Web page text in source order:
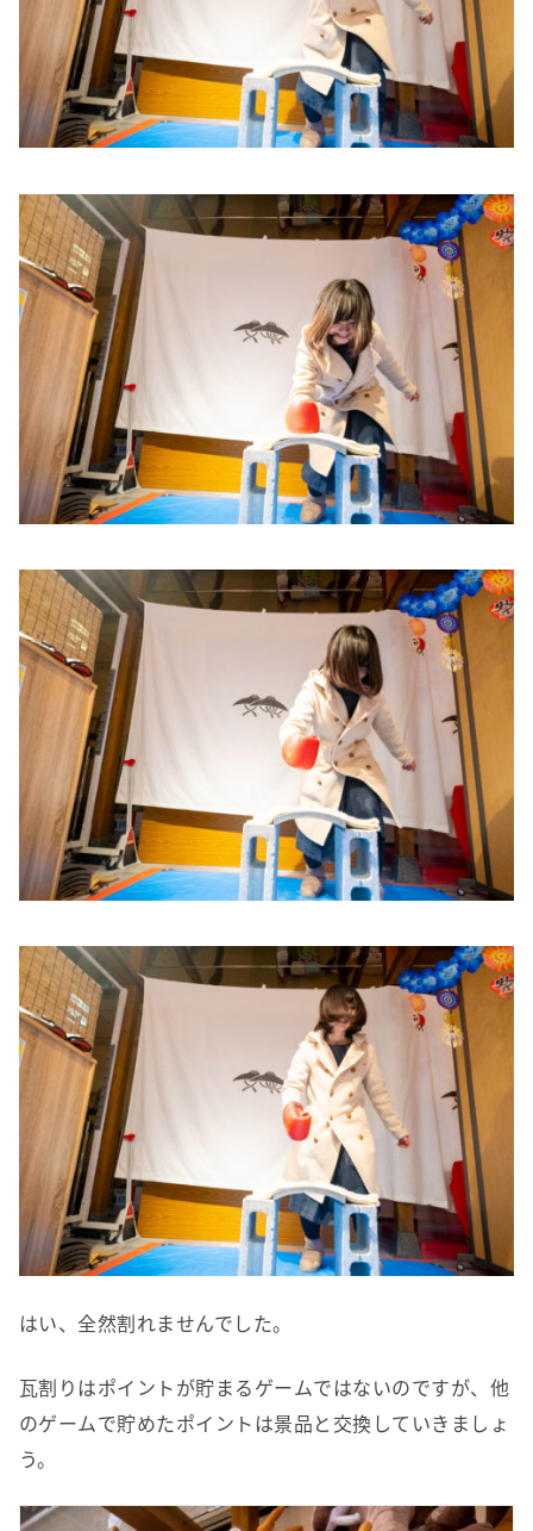
はい、全然割れませんでした。
瓦割りはポイントが貯まるゲームではないのですが、他
のゲームで貯めたポイントは景品と交換していきましょ
う。